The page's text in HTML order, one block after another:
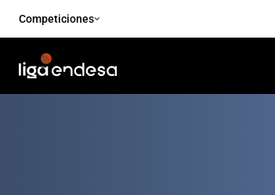
Competiciones